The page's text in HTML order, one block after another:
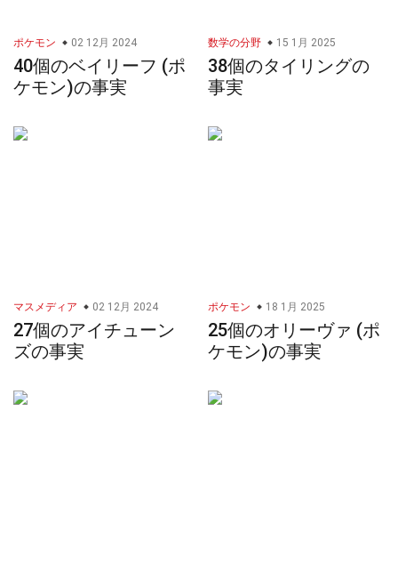
ポケモン 02 12月 2024
40個のベイリーフ (ポ
ケモン)の事実
数学の分野 15 1月 2025
38個のタイリングの
事実
マスメディア 02 12月 2024
27個のアイチューン
ズの事実
ポケモン 18 1月 2025
25個のオリーヴァ (ポ
ケモン)の事実